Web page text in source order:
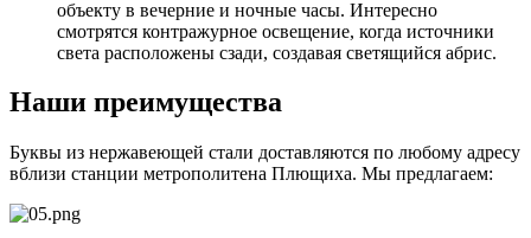
объекту в вечерние и ночные часы. Интересно
смотрятся контражурное освещение, когда источники
света расположены сзади, создавая светящийся абрис.
Наши преимущества
Буквы из нержавеющей стали доставляются по любому адресу
вблизи станции метрополитена Плющиха. Мы предлагаем: